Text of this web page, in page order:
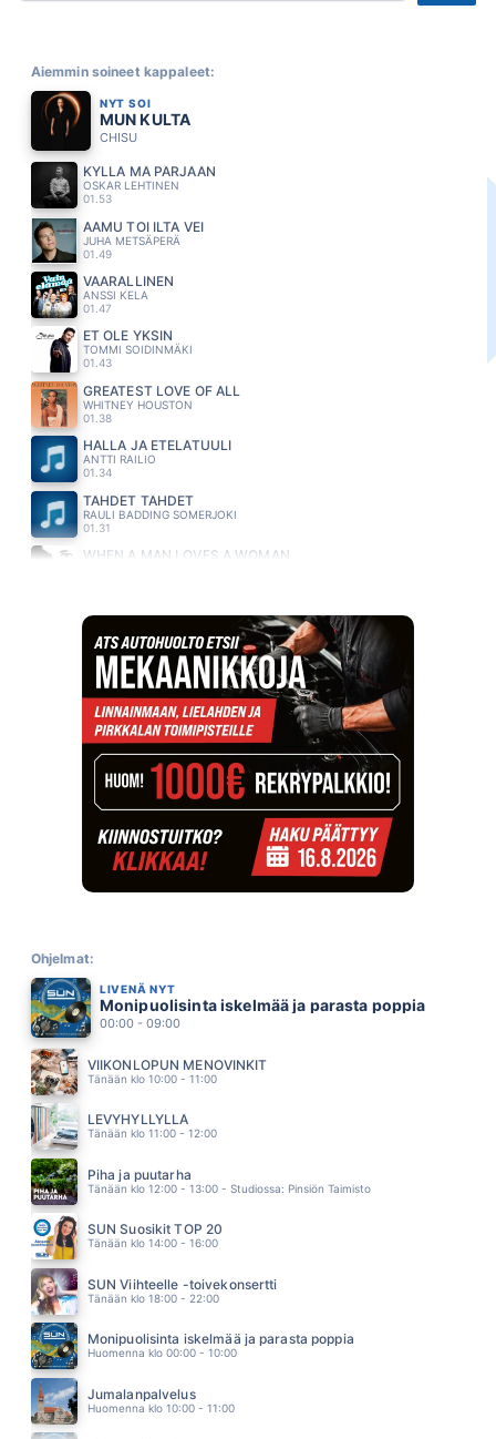
Aiemmin soineet kappaleet:
NYT SOI
MUN KULTA
CHISU
KYLLÄ MÄ PÄRJÄÄN
OSKAR LEHTINEN
01.53
AAMU TOI ILTA VEI
JUHA METSÄPERÄ
01.49
VAARALLINEN
ANSSI KELA
01.47
ET OLE YKSIN
TOMMI SOIDINMÄKI
01.43
GREATEST LOVE OF ALL
WHITNEY HOUSTON
01.38
HALLA JA ETELÄTUULI
ANTTI RAILIO
01.34
TÄHDET TÄHDET
RAULI BADDING SOMERJOKI
01.31
WHEN A MAN LOVES A WOMAN
YONA
01.25
MEILLE EI KOSKAAN VOIS KAYDA NIIN
JANI WICKHOLM
01.20
KEVYESTI KESKELLA PAIVAA
ESA ELORANTA
01.17
VIILENEE
RESSU REDFORD
01.13
FIELDS OF GOLD
STING
SURU TEKI LAHTOAAN
PLOGMAN CHARLES
01.03
VIIMEINEN TANSSI (feat. Olavi Uusivirta)
BEHM
00.59
RODEO (ANNA PUU, ERIN, IDA PAUL)
00.56
POPEDA
00.52
LAURA VOUTILAINEN
00.48
Ohjelmat:
LIVENÄ NYT
Monipuolisinta iskelmää ja parasta poppia
00:00 - 09:00
VIIKONLOPUN MENOVINKIT
Tänään klo 10:00 - 11:00
LEVYHYLLYLLÄ
Tänään klo 11:00 - 12:00
Piha ja puutarha
Tänään klo 12:00 - 13:00 - Studiossa: Pinsiön Taimisto
SUN Suosikit TOP 20
Tänään klo 14:00 - 16:00
SUN Viihteelle -toivekonsertti
Tänään klo 18:00 - 22:00
Monipuolisinta iskelmää ja parasta poppia
Huomenna klo 00:00 - 10:00
Jumalanpalvelus
Huomenna klo 10:00 - 11:00